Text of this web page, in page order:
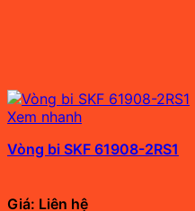
Xem nhanh
Vòng bi SKF 61908-2RS1
Giá: Liên hệ